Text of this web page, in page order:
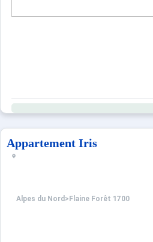
Appartement Iris
Alpes du Nord > Flaine Forêt 1700